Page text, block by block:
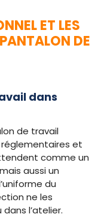
ET LES
DE
dans
de travail
réglementaires et
comme un
aussi un
du
ne les
l’atelier.